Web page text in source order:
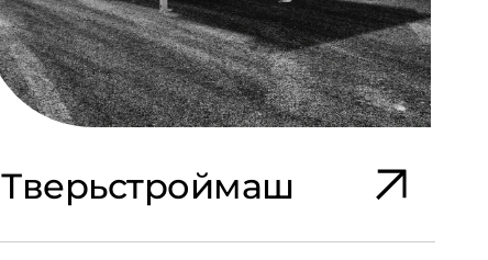
Тверьстроймаш